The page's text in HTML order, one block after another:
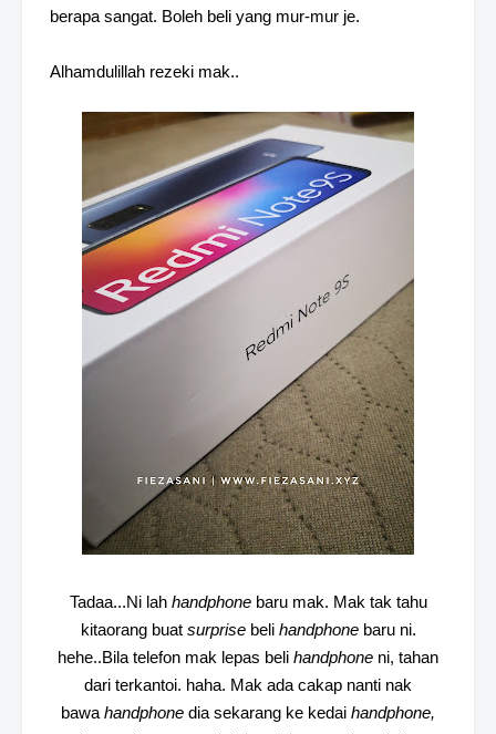
berapa sangat. Boleh beli yang mur-mur je.
Alhamdulillah rezeki mak..
Tadaa...Ni lah handphonebaru mak. Mak tak tahu
kitaorang buat surprisebeli handphone baru ni.
hehe..Bila telefon mak lepas beli handphone ni, tahan
dari terkantoi. haha. Mak ada cakap nanti nak
bawahandphone dia sekarang ke kedai handphone,